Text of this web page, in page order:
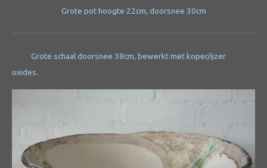
Grote pot hoogte 22cm, doorsnee 30cm
Grote schaal doorsnee 38cm, bewerkt met koper/ijzer
oxides.